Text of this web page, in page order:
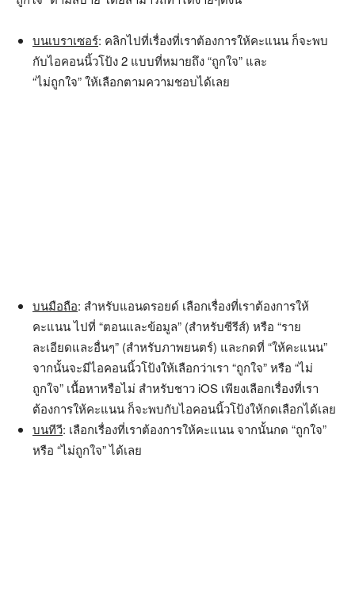
บนเบราเซอร์: คลิกไปที่เรื่องที่เราต้องการให้คะแนน ก็จะพบ
กับไอคอนนิ้วโป้ง 2 แบบที่หมายถึง “ถูกใจ” และ
“ไม่ถูกใจ” ให้เลือกตามความชอบได้เลย
บนมือถือ: สำหรับแอนดรอยด์ เลือกเรื่องที่เราต้องการให้
คะแนน ไปที่ “ตอนและข้อมูล” (สำหรับซีรีส์) หรือ “ราย
ละเอียดและอื่นๆ” (สำหรับภาพยนตร์) และกดที่ “ให้คะแนน”
จากนั้นจะมีไอคอนนิ้วโป้งให้เลือกว่าเรา “ถูกใจ” หรือ “ไม่
ถูกใจ” เนื้อหาหรือไม่ สำหรับชาว iOS เพียงเลือกเรื่องที่เรา
ต้องการให้คะแนน ก็จะพบกับไอคอนนิ้วโป้งให้กดเลือกได้เลย
บนทีวี: เลือกเรื่องที่เราต้องการให้คะแนน จากนั้นกด “ถูกใจ”
หรือ “ไม่ถูกใจ” ได้เลย